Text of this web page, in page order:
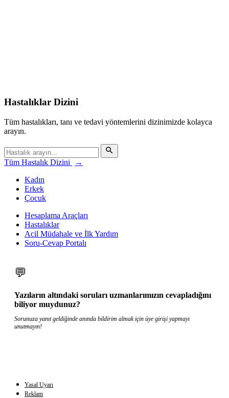
Hastalıklar Dizini
Tüm hastalıkları, tanı ve tedavi yöntemlerini dizinimizde kolayca
arayın.
Tüm Hastalık Dizini
→
Kadın
Erkek
Çocuk
Hesaplama Araçları
Hastalıklar
Acil Müdahale ve İlk Yardım
Soru-Cevap Portalı
💬
Yazıların altındaki soruları uzmanlarımızın cevapladığını
biliyor muydunuz?
Sorunuza yanıt geldiğinde anında bildirim almak için üye girişi yapmayı
unutmayın!
Yasal Uyarı
Reklam